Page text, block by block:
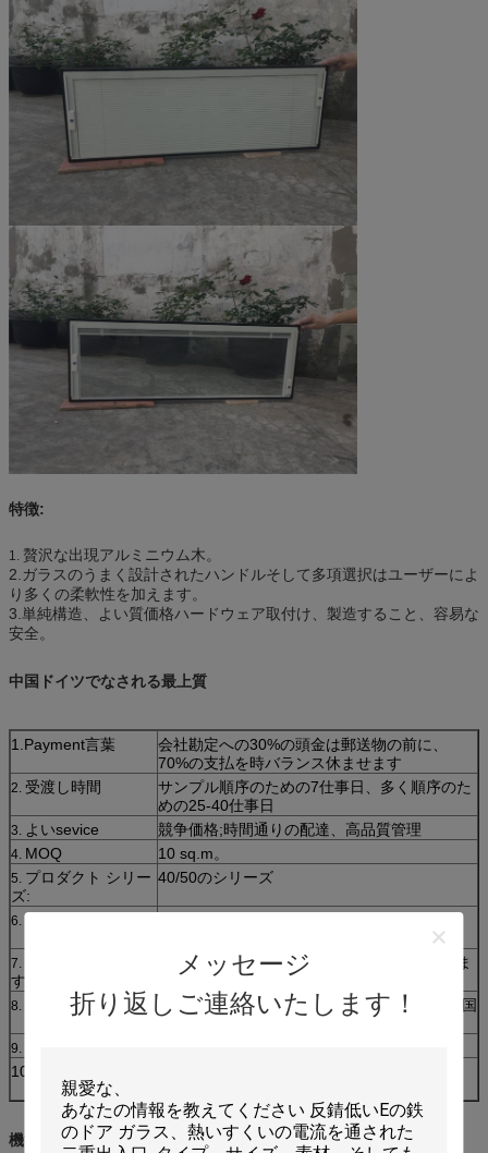
メッセージ
折り返しご連絡いたします！
特徴:
1. 贅沢な出現アルミニウム木。
2.ガラスのうまく設計されたハンドルそして多項選択はユーザーによ
り多くの柔軟性を加えます。
3.単純構造、よい質価格ハードウェア取付け、製造すること、容易な
安全。
中国ドイツでなされる最上質
1.Payment言葉
会社勘定への30%の頭金は郵送物の前に、
70%の支払を時バランス休ませます
2. 受渡し時間
サンプル順序のための7仕事日、多く順序のた
めの25-40仕事日
3. よいsevice 競争価格;時間通りの配達、高品質管理
4. MOQ 10 sq.m。
5. プロダクト シリー
ズ:
40/50のシリーズ
6.
EPE （apleの多ephyleneを拡大して下さい）
7.
す:
粉上塗を施してある/木製の穀物/陽極酸化しま
した/Electrophoresis/PVDF、等。
8. ハードウェア:
ドイツのブランド（ROTO）、または上の中国
9.
10.Assemble.Method
機能: